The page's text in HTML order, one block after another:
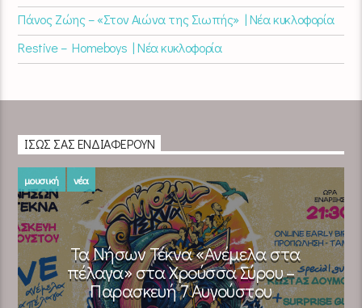
Πάνος Ζώης – «Στον Αιώνα της Σιωπής» | Νέα κυκλοφορία
Restive – Homeboys | Νέα κυκλοφορία
ΊΣΩΣ ΣΑΣ ΕΝΔΙΑΦΈΡΟΥΝ
μουσική νέα
Τα Νήσων Τέκνα «Ανέμελα στα
πέλαγα» στα Χρούσσα Σύρου –
Παρασκευή 7 Αυγούστου